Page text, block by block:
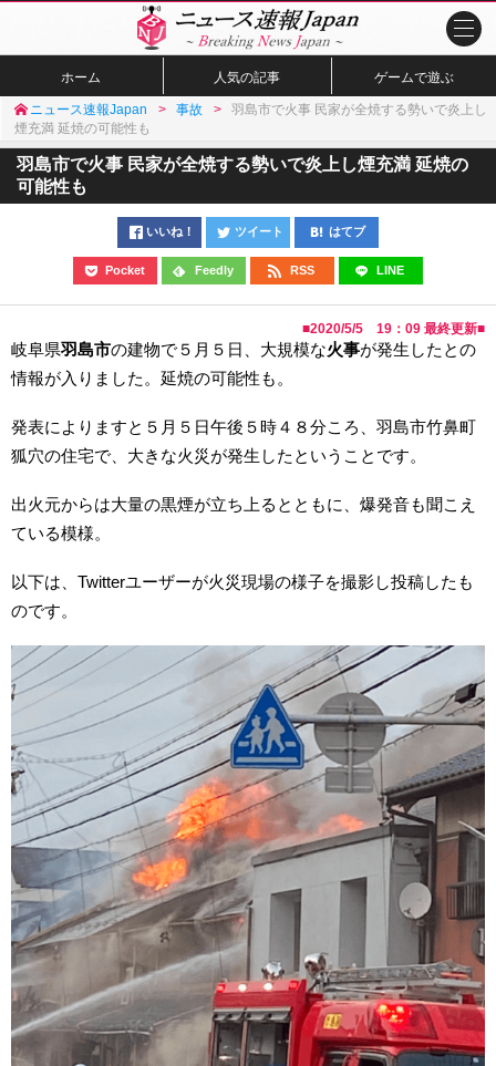
ホーム 人気の記事 ゲームで遊ぶ
ニュース速報Japan 事故
羽島市で火事 民家が全焼する勢いで炎上し
煙充満 延焼の可能性も
羽島市で火事 民家が全焼する勢いで炎上し煙充満 延焼の
可能性も
いいね！ ツイート はてブ
Pocket Feedly RSS LINE
■2020/5/5 19：09 最終更新■
岐阜県羽島市の建物で５月５日、大規模な火事が発生したとの
情報が入りました。延焼の可能性も。
発表によりますと５月５日午後５時４８分ころ、羽島市竹鼻町
狐穴の住宅で、大きな火災が発生したということです。
出火元からは大量の黒煙が立ち上るとともに、爆発音も聞こえ
ている模様。
以下は、Twitterユーザーが火災現場の様子を撮影し投稿したも
のです。